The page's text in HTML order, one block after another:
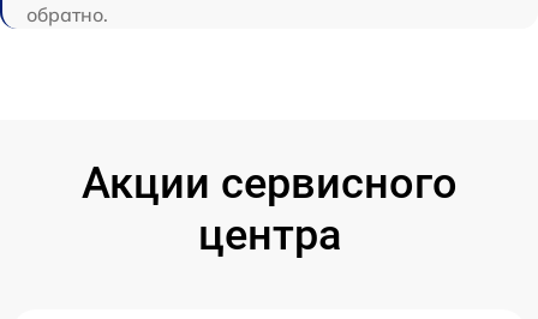
обратно.
Акции сервисного
центра